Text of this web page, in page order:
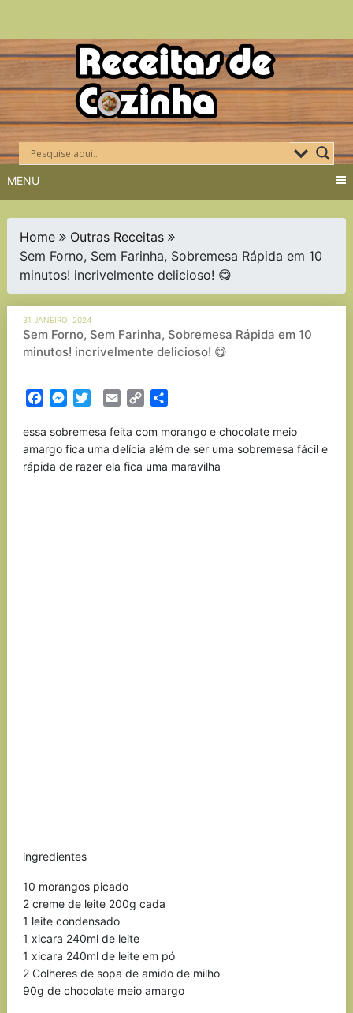
Skip
to
content
MENU
Home
Outras Receitas
Sem Forno, Sem Farinha, Sobremesa Rápida em 10
minutos! incrivelmente delicioso! 😋
31 JANEIRO, 2024
Sem Forno, Sem Farinha, Sobremesa Rápida em 10
minutos! incrivelmente delicioso! 😋
FacebookMessenger
TwitterEmail Copy
essa sobremesa feita com morango e chocolate meio
amargo fica uma delícia além de ser uma sobremesa fácil e
rápida de razer ela fica uma maravilha
ingredientes
10 morangos picado
2 creme de leite 200g cada
1 leite condensado
1 xicara 240ml de leite
1 xicara 240ml de leite em pó
2 Colheres de sopa de amido de milho
90g de chocolate meio amargo